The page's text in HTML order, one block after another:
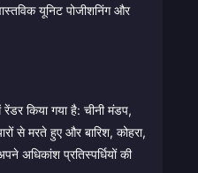
यूनिट पोजीशनिंग और
किया गया है: चीनी मंडप,
से मरते हुए और बारिश, कोहरा,
अधिकांश प्रतिस्पर्धियों की